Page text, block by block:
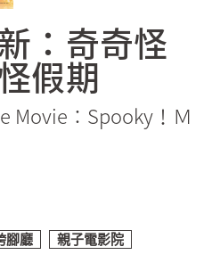
：奇奇怪
假期
Movie：Spooky！Ｍ
腳廳 親子電影院